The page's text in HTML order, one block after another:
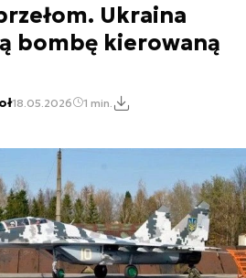
Ukraina
bombę kierowaną
18.05.2026 1 min.